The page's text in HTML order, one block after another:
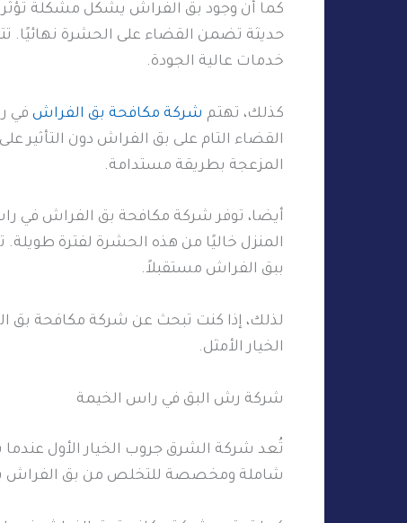
كما أن وجود بق الفراش يشكل مشكلة
حديثة تضمن القضاء على الحشرة نهائيًا.
خدمات عالية الجودة.
كذلك، تهتم شركة مكافحة بق الفراش في
القضاء التام على بق الفراش دون
المزعجة بطريقة مستدامة.
أيضا، توفر شركة مكافحة بق الفراش في
المنزل خاليًا من هذه الحشرة لفترة
ببق الفراش مستقبلاً.
لذلك، إذا كنت تبحث عن شركة مكافحة بق
الخيار الأمثل.
شركة رش البق في راس الخيمة
تُعد شركة الشرق جروب الخيار الأول
شاملة ومخصصة للتخلص من بق الفراش